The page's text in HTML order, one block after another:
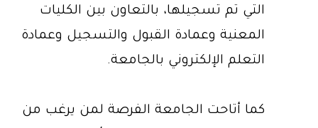
التي تم تسجيلها، بالتعاون بين الكليات
المعنية وعمادة القبول والتسجيل وعمادة
التعلم الإلكتروني بالجامعة.
كما أتاحت الجامعة الفرصة لمن يرغب من